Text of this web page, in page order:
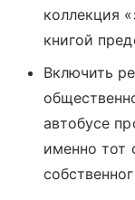
коллекция
книгой
Включить
автобусе
именно тот